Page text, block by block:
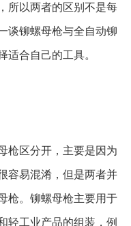
所以两者的区别不是每
谈铆螺母枪与全自动铆
适合自己的工具。
枪区分开，主要是因为
容易混淆，但是两者并
枪。铆螺母枪主要用于
轻工业产品的组装，例